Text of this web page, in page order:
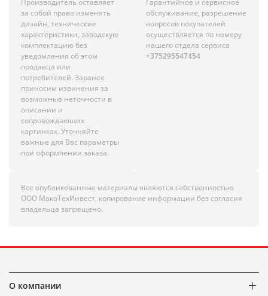
Производитель оставляет
за собой право изменять
дизайн, технические
характеристики, заводскую
комплектацию без
уведомления об этом
продавца или
потребителей. Заранее
приносим извинения за
возможные неточности в
описании и
сопровождающих
картинках. Уточняйте
важные для Вас параметры
при оформлении заказа.
Гарантийное и сервисное
обслуживание, разрешение
вопросов покупателей
осуществляется по номеру
нашего отдела сервиса
+375295547454
Все опубликованные материалы являются собственностью
ООО МакоТехИнвест, копирование информации без согласия
владельца запрещено.
О компании